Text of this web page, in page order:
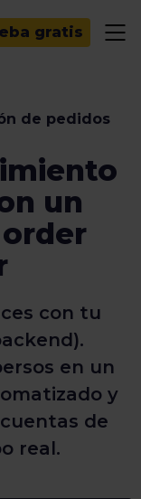
gratis
de pedidos
un
con tu
en un
y
de
real.